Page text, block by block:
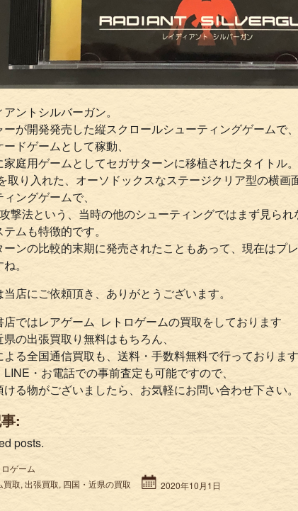
ントシルバーガン。
ーが開発発売した縦スクロールシューティングゲームで
ドゲームとして稼動、
家庭用ゲームとしてセガサターンに移植されたタイトル。
取り入れた、オーソドックスなステージクリア型の横画
ングゲームで、
撃法という、当時の他のシューティングではまず見ら
ムも特徴的です。
ーンの比較的末期に発売されたこともあって、現在はプ
。
当店にご依頼頂き、ありがとうございます。
店ではレアゲーム レトロゲームの買取をしております
の出張買取り無料はもちろん、
る全国通信買取も、送料・手数料無料で行っております
LINE・お電話での事前査定も可能ですので、
ける物がございましたら、お気軽にお問い合わせ下さい。
:
posts.
ゲーム
買取, 出張買取, 四国・近県の買取 2020年10月1日